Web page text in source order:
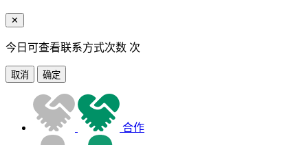
✕
今日可查看联系方式次数 次
取消 确定
合作